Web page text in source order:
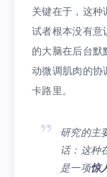
关键在于，这种
试者根本没有意
的大脑在后台默
动微调肌肉的协
卡路里。
研究的主
话：这种
是一项惊